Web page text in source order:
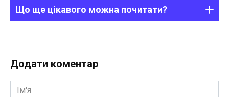
Що ще цікавого можна почитати?
Додати коментар
Ім'я